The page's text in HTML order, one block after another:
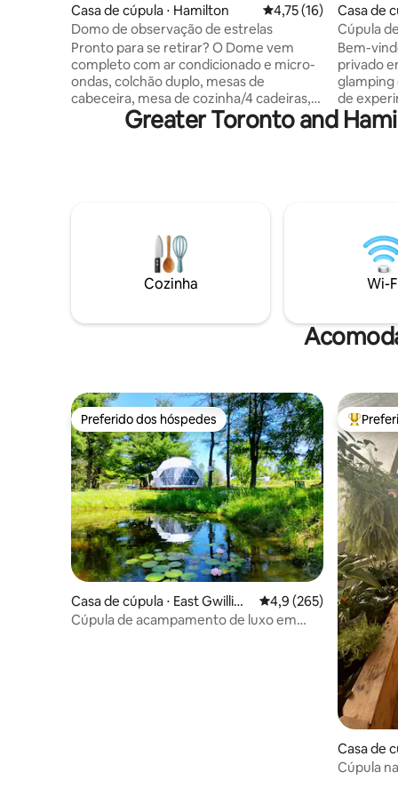
Casa de cúpula ⋅ Hamilton 4,75 de uma
4,75 (16)
Domo de observação de estrelas
Pronto para se retirar? O Dome vem
completo com ar condicionado e micro-
ondas, colchão duplo, mesas de
cabeceira, mesa de cozinha/4 cadeiras,
futon, fogão de acampamento,
panela/panelas, cafeteira, pratos,
estão localizados nas proximidades. Nada
de animais de estimação. Nada de
fumar/cozinhar dentro. Roupas de
cama/cobertores e toalhas não
OBSERVAÇÃO! Há um alerta de água
Casa de
Cúpula
energia
Bem-
privado
glamping
de
cercada
As
chaleira,
Farms,
Greater Toronto and
Cozinha Wi-
Preferido dos hóspedes
Preferido dos hóspedes
Casa de cúpula ⋅ East Gwillim
bury
4,9 de uma avaliação
4,9 (265)
Cúpula de acampamento de luxo em
Entre
Casa de
Cúpula